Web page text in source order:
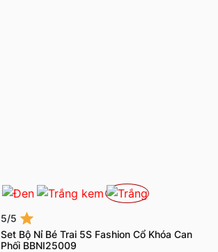
5/5
Set Bộ Nỉ Bé Trai 5S Fashion Cổ Khóa Can
Phối BBNI25009